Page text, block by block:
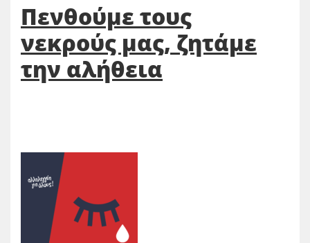
Πενθούμε τους
νεκρούς μας, ζητάμε
την αλήθεια